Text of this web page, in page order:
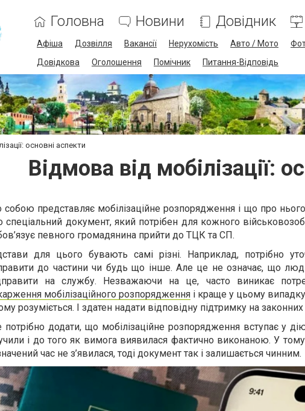
Головна Новини Довідник
Афіша Дозвілля Вакансії Нерухомість Авто / Мото
Довідкова
Оголошення Помічник Питання-Відповідь
основні аспекти
Відмова від мобілізації:
представляє мобілізаційне розпорядження і що про
спеціальний документ, який потрібен для кожного
певного громадянина прийти до ТЦК та СП.
для цього бувають самі різні. Наприклад, потрібно
до частини чи будь що інше. Але це не означає, що
на службу. Незважаючи на це, часто виникає
мобілізаційного розпорядження і краще у цьому
розуміється. І здатен надати відповідну підтримку на законних
додати, що мобілізаційне розпорядження вступає у
і до того як вимога виявилася фактично виконаною. У
час не з’явилася, тоді документ так і залишається чинним.